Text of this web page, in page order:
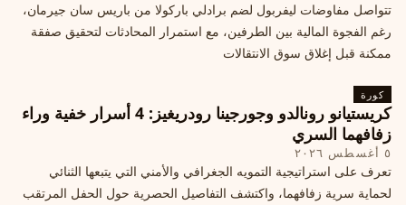
تتواصل مفاوضات ليفربول لضم برادلي باركولا من باريس سان جيرمان،
رغم الفجوة المالية بين الطرفين، مع استمرار المحادثات لتحقيق صفقة
ممكنة قبل إغلاق سوق الانتقالات
كورة
كريستيانو رونالدو وجورجينا رودريغيز: 4 أسرار خفية وراء
زفافهما السري
٥ أغسطس ٢٠٢٦
تعرف على استراتيجية التمويه الجغرافي والأمني التي يتبعها الثنائي
لحماية سرية زفافهما، واكتشف التفاصيل الحصرية حول الحفل المرتقب